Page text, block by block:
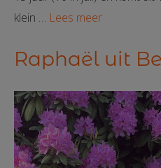
klein … Lees meer
Raphaël uit